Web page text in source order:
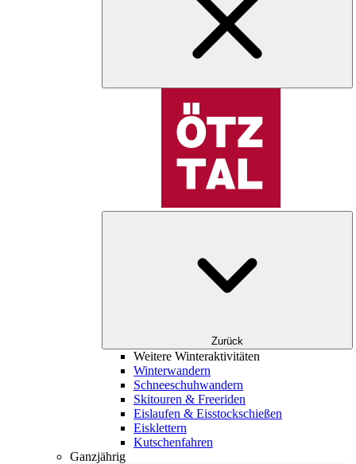
Zurück
Weitere Winteraktivitäten
Winterwandern
Schneeschuhwandern
Skitouren & Freeriden
Eislaufen & Eisstockschießen
Eisklettern
Kutschenfahren
Ganzjährig